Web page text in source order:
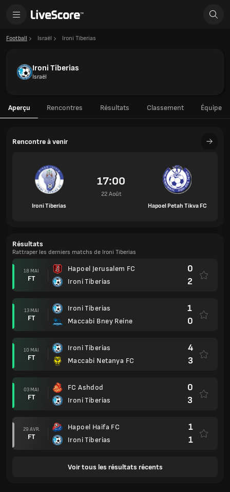
Football Israël Ironi Tiberias
Ironi Tiberias
Israël
Aperçu Rencontres Résultats Classement Équipe
Rencontre à venir
Ironi Tiberias
17:00
22 Août
Hapoel Petah Tikva FC
Résultats
Rattraper les derniers matchs de Ironi Tiberias
18 MAI
FT
Hapoel Jerusalem FC
Ironi Tiberias
0
2
13 MAI
FT
Ironi Tiberias
Maccabi Bney Reine
1
0
10 MAI
FT
Ironi Tiberias
Maccabi Netanya FC
4
3
03 MAI
FT
FC Ashdod
Ironi Tiberias
0
3
29 AVR.
FT
Hapoel Haifa FC
Ironi Tiberias
1
1
Voir tous les résultats récents